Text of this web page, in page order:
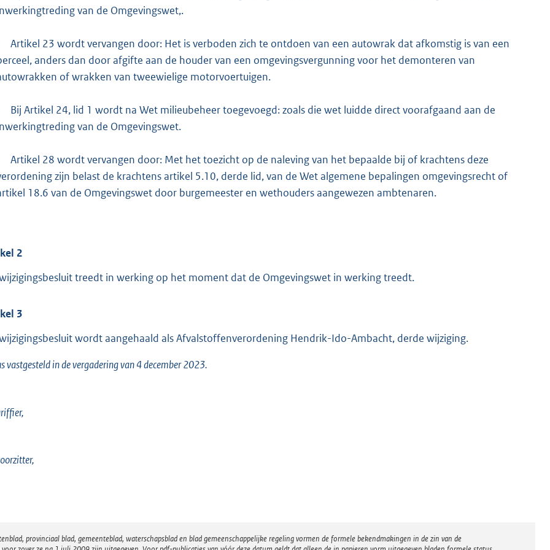
van de Omgevingswet,.
Artikel 23 wordt vervangen door: Het is verboden zich te ontdoen van een autowrak dat afkomstig is van een
anders dan door afgifte aan de houder van een omgevingsvergunning voor het demonteren van
of wrakken van tweewielige motorvoertuigen.
Bij Artikel 24, lid 1 wordt na Wet milieubeheer toegevoegd: zoals die wet luidde direct voorafgaand aan de
van de Omgevingswet.
Artikel 28 wordt vervangen door: Met het toezicht op de naleving van het bepaalde bij of krachtens deze
zijn belast de krachtens artikel 5.10, derde lid, van de Wet algemene bepalingen omgevingsrecht of
18.6 van de Omgevingswet door burgemeester en wethouders aangewezen ambtenaren.
2
treedt in werking op het moment dat de Omgevingswet in werking treedt.
3
wordt aangehaald als Afvalstoffenverordening Hendrik-Ido-Ambacht, derde wijziging.
vastgesteld in de vergadering van 4 december 2023.
provinciaal blad, gemeenteblad, waterschapsblad en blad gemeenschappelijke regeling vormen de formele bekendmakingen in de zin van de